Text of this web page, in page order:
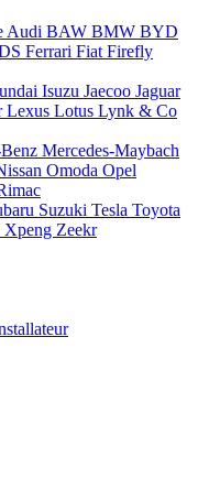
Audi BAW BMW BYD
Ferrari Fiat Firefly
Isuzu Jaecoo Jaguar
Lexus Lotus Lynk & Co
Mercedes-Maybach
Omoda Opel
Suzuki Tesla Toyota
Xpeng Zeekr